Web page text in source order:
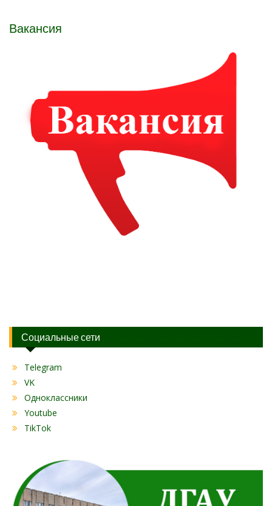
Вакансия
Социальные сети
Telegram
VK
Одноклассники
Youtube
TikTok